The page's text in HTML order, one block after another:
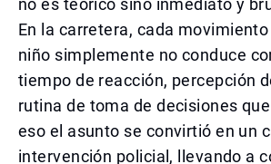
no es teórico sino inmediato y
En la carretera, cada
niño simplemente no conduce
tiempo de reacción, percepción
rutina de toma de decisiones
eso el asunto se convirtió en un
intervención policial, llevando a